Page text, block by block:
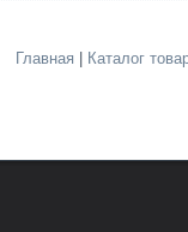
Главная Каталог